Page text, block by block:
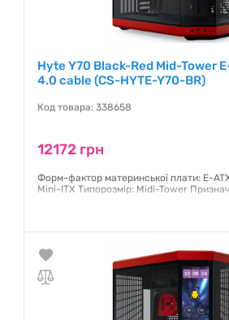
Hyte Y70 Black-Red Mid-Tower
4.0 cable (CS-HYTE-Y70-BR)
Код товара: 338658
12172 грн
Форм-фактор материнської плати: E-
Mini-ITX Типорозмір: Midi-Tower